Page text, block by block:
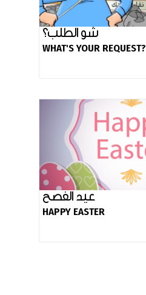
شو الطلب؟
WHAT'S YOUR REQUEST?
عيد الفصح
HAPPY EASTER